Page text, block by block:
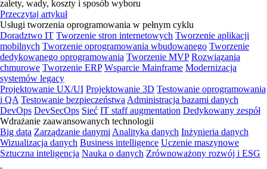
zalety, wady, koszty i sposób wyboru
Przeczytaj artykuł
Usługi tworzenia oprogramowania w pełnym cyklu
Doradztwo IT Tworzenie stron internetowych Tworzenie aplikacji
mobilnych Tworzenie oprogramowania wbudowanego Tworzenie
dedykowanego oprogramowania Tworzenie MVP Rozwiązania
chmurowe Tworzenie ERP Wsparcie Mainframe Modernizacja
systemów legacy
Projektowanie UX/UI Projektowanie 3D Testowanie oprogramowania
i QA Testowanie bezpieczeństwa Administracja bazami danych
DevOps DevSecOps Sieć IT staff augmentation Dedykowany zespół
Wdrażanie zaawansowanych technologii
Big data Zarządzanie danymi Analityka danych Inżynieria danych
Wizualizacja danych Business intelligence Uczenie maszynowe
Sztuczna inteligencja Nauka o danych Zrównoważony rozwój i ESG